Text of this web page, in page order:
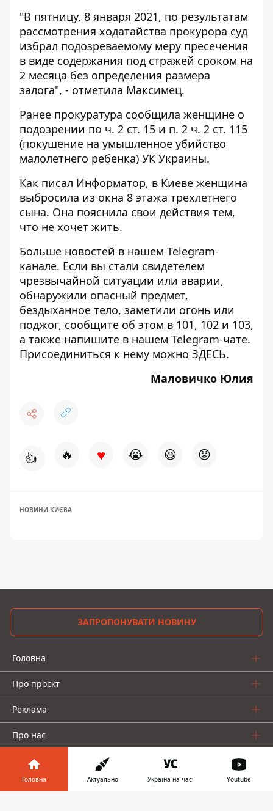
"В пятницу, 8 января 2021, по результатам
рассмотрения ходатайства прокурора суд
избрал подозреваемому меру пресечения
в виде содержания под стражей сроком на
2 месяца без определения размера
залога", - отметила Максимец.
Ранее прокуратура сообщила женщине о
подозрении по ч. 2 ст. 15 и п. 2 ч. 2 ст. 115
(покушение на умышленное убийство
малолетнего ребенка) УК Украины.
Как писал Информатор, в Киеве женщина
выбросила из окна 8 этажа трехлетнего
сына. Она пояснила свои действия тем,
что не хочет жить.
Больше новостей в нашем Telegram-
канале. Если вы стали свидетелем
чрезвычайной ситуации или аварии,
обнаружили опасный предмет,
бездыханное тело, заметили огонь или
поджог, сообщите об этом в 101, 102 и 103,
а также напишите в нашем Telegram-чате.
Присоединиться к нему можно ЗДЕСЬ.
Маловичко Юлия
👍 🔥 ♥ 😭 😆 😡
НОВИНИ КИЄВА
ЗАПРОПОНУВАТИ НОВИНУ
Головна
Про проєкт
Реклама
Про нас
Головна Актуально Україна на часі Youtube